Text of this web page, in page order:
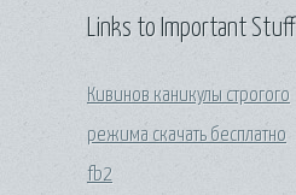
Links to Important Stuff
Кивинов каникулы строгого
режима скачать бесплатно
fb2